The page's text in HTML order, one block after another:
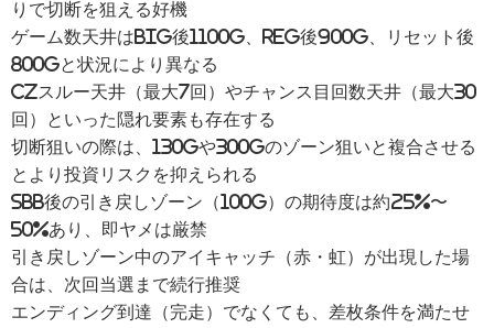
りで切断を狙える好機
ゲーム数天井はBIG後1100G、REG後900G、リセット後
800Gと状況により異なる
CZスルー天井（最大7回）やチャンス目回数天井（最大30
回）といった隠れ要素も存在する
切断狙いの際は、130Gや300Gのゾーン狙いと複合させる
とより投資リスクを抑えられる
SBB後の引き戻しゾーン（100G）の期待度は約25%〜
50%あり、即ヤメは厳禁
引き戻しゾーン中のアイキャッチ（赤・虹）が出現した場
合は、次回当選まで続行推奨
エンディング到達（完走）でなくても、差枚条件を満たせ